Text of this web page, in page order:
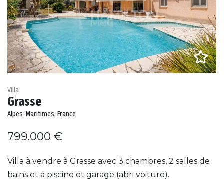
Villa
Grasse
Alpes-Maritimes, France
799.000 €
Villa à vendre à Grasse avec 3 chambres, 2 salles de
bains et a piscine et garage (abri voiture).